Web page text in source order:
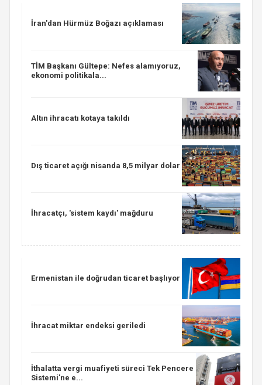
İran'dan Hürmüz Boğazı açıklaması
TİM Başkanı Gültepe: Nefes alamıyoruz,
ekonomi politikala...
Altın ihracatı kotaya takıldı
Dış ticaret açığı nisanda 8,5 milyar dolar
İhracatçı, 'sistem kaydı' mağduru
Ermenistan ile doğrudan ticaret başlıyor
İhracat miktar endeksi geriledi
İthalatta vergi muafiyeti süreci Tek Pencere
Sistemi'ne e...